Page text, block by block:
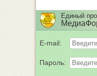
Единый
E-mail:
Пароль: